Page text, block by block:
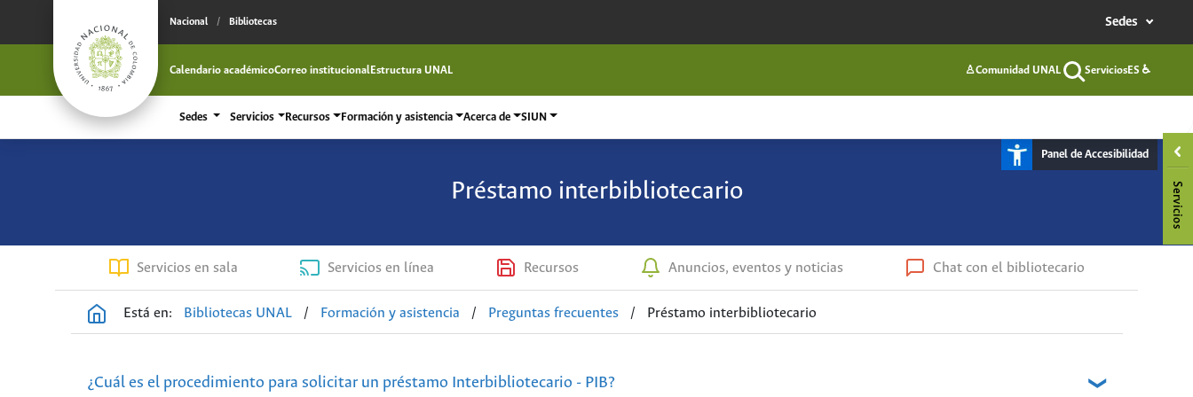
Nacional / Bibliotecas Sedes
Calendario académicoCorreo institucionalEstructura UNAL ♙Comunidad UNAL
Buscar
ServiciosES ♿
Sedes Servicios Recursos Formación y asistencia Acerca de SIUN
Panel de Accesibilidad
Préstamo interbibliotecario
Servicios en sala Servicios en línea Recursos Anuncios, eventos y noticias Chat con el bibliotecario
Está en: Bibliotecas UNAL / Formación y asistencia / Preguntas frecuentes / Préstamo interbibliotecario
¿Cuál es el procedimiento para solicitar un préstamo Interbibliotecario - PIB?